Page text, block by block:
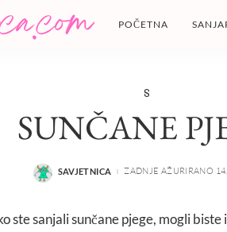
POČETNA
S
SUNČANE
POSTED
SAVJETNICA ZADNJE AŽURIRANO
ste sanjali sunčane pjege, mogli